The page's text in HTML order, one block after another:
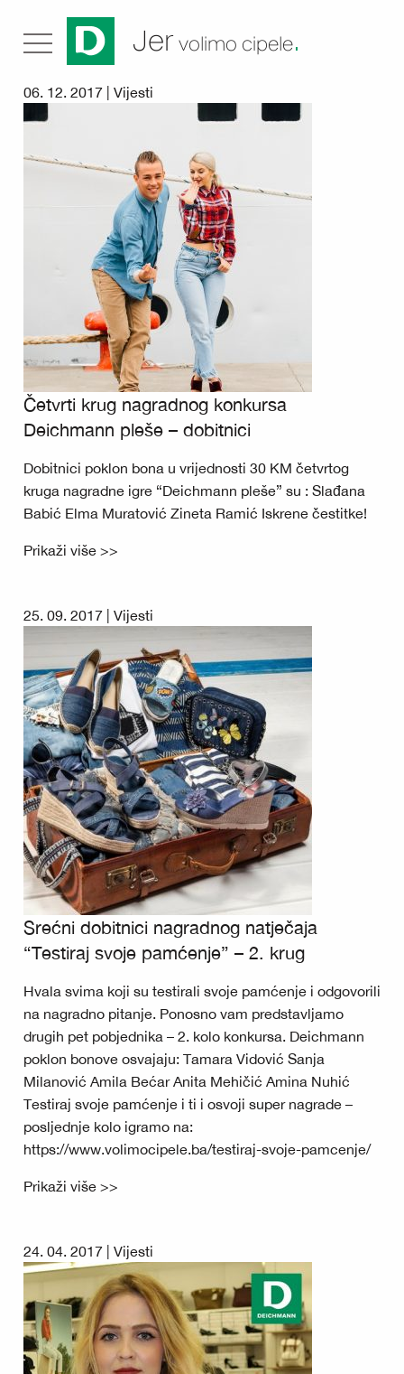
Jer volimo cipele.
06. 12. 2017 | Vijesti
Četvrti krug nagradnog konkursa
Deichmann pleše – dobitnici
Dobitnici poklon bona u vrijednosti 30 KM četvrtog
kruga nagradne igre “Deichmann pleše” su : Slađana
Babić Elma Muratović Zineta Ramić Iskrene čestitke!
Prikaži više >>
25. 09. 2017 | Vijesti
Srećni dobitnici nagradnog natječaja
“Testiraj svoje pamćenje” – 2. krug
Hvala svima koji su testirali svoje pamćenje i odgovorili
na nagradno pitanje. Ponosno vam predstavljamo
drugih pet pobjednika – 2. kolo konkursa. Deichmann
poklon bonove osvajaju: Tamara Vidović Sanja
Milanović Amila Bećar Anita Mehičić Amina Nuhić
Testiraj svoje pamćenje i ti i osvoji super nagrade –
posljednje kolo igramo na:
https://www.volimocipele.ba/testiraj-svoje-pamcenje/
Prikaži više >>
24. 04. 2017 | Vijesti